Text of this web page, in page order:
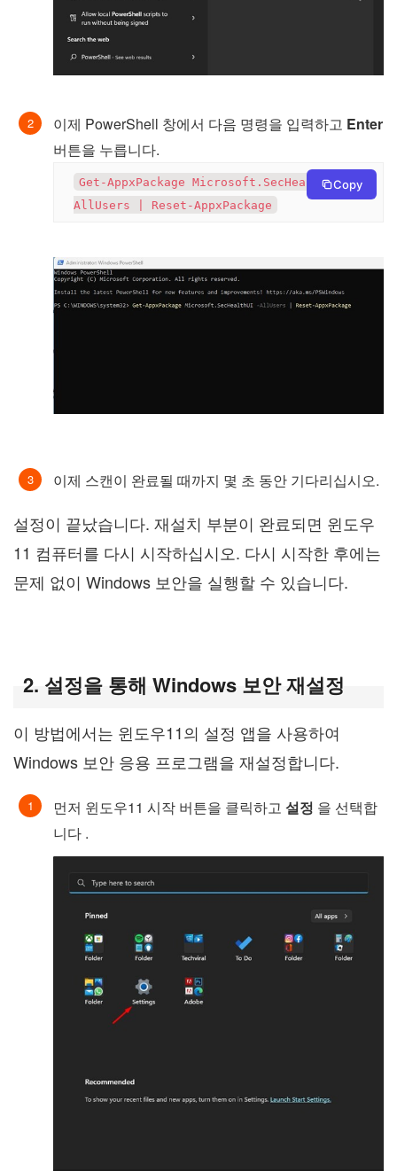
이제 PowerShell 창에서 다음 명령을 입력하고 Enter
버튼을 누릅니다.
Get-AppxPackage Microsoft.SecHealthUI -
AllUsers | Reset-AppxPackage
Copy
이제 스캔이 완료될 때까지 몇 초 동안 기다리십시오.
설정이 끝났습니다. 재설치 부분이 완료되면 윈도우
11 컴퓨터를 다시 시작하십시오. 다시 시작한 후에는
문제 없이 Windows 보안을 실행할 수 있습니다.
2. 설정을 통해 Windows 보안 재설정
이 방법에서는 윈도우11의 설정 앱을 사용하여
Windows 보안 응용 프로그램을 재설정합니다.
먼저 윈도우11 시작 버튼을 클릭하고 설정 을 선택합
니다 .